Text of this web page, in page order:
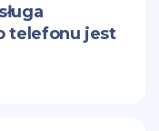
telefonu jest